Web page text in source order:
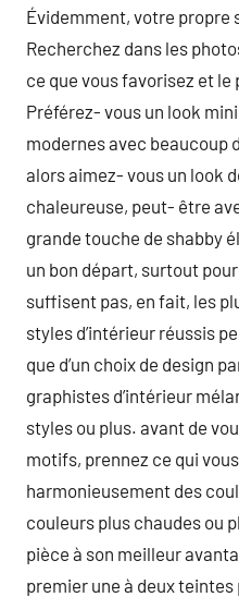
Évidemment, votre propre
Recherchez dans les
ce que vous favorisez et le
Préférez- vous un look
modernes avec beaucoup
alors aimez- vous un look
chaleureuse, peut- être
grande touche de shabby
un bon départ, surtout
suffisent pas, en fait, les
styles d’intérieur réussis
que d’un choix de design
graphistes d’intérieur
styles ou plus. avant de
motifs, prennez ce qui
harmonieusement des
couleurs plus chaudes ou
pièce à son meilleur
premier une à deux